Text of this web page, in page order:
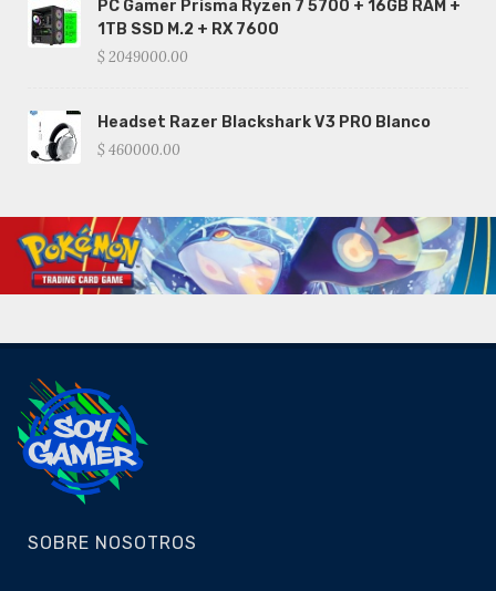
PC Gamer Prisma Ryzen 7 5700 + 16GB RAM +
1TB SSD M.2 + RX 7600
$ 2049000.00
Headset Razer Blackshark V3 PRO Blanco
$ 460000.00
SOBRE NOSOTROS